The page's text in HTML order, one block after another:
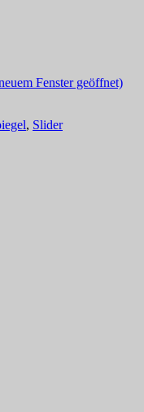
Fenster geöffnet)
, Slider